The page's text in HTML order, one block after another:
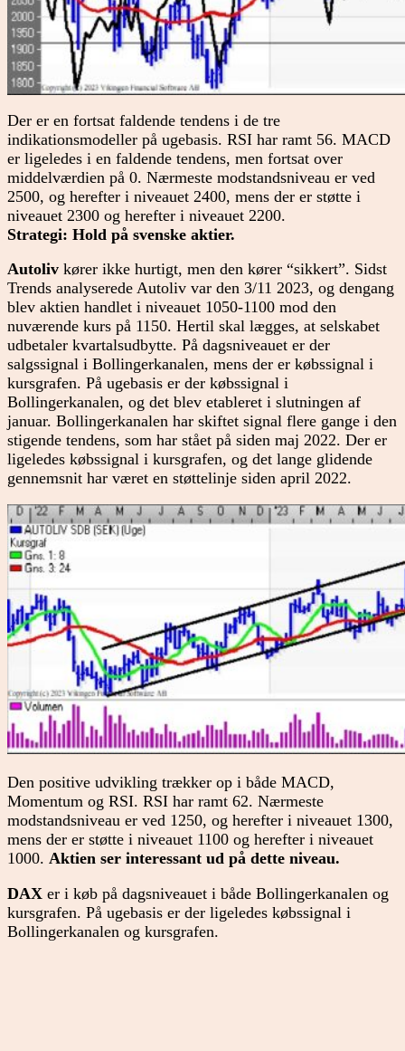
Der er en fortsat faldende tendens i de tre
indikationsmodeller på ugebasis. RSI har ramt 56. MACD
er ligeledes i en faldende tendens, men fortsat over
middelværdien på 0. Nærmeste modstandsniveau er ved
2500, og herefter i niveauet 2400, mens der er støtte i
niveauet 2300 og herefter i niveauet 2200.
Strategi: Hold på svenske aktier.
Autoliv kører ikke hurtigt, men den kører “sikkert”. Sidst
Trends analyserede Autoliv var den 3/11 2023, og dengang
blev aktien handlet i niveauet 1050-1100 mod den
nuværende kurs på 1150. Hertil skal lægges, at selskabet
udbetaler kvartalsudbytte. På dagsniveauet er der
salgssignal i Bollingerkanalen, mens der er købssignal i
kursgrafen. På ugebasis er der købssignal i
Bollingerkanalen, og det blev etableret i slutningen af
januar. Bollingerkanalen har skiftet signal flere gange i den
stigende tendens, som har stået på siden maj 2022. Der er
ligeledes købssignal i kursgrafen, og det lange glidende
gennemsnit har været en støttelinje siden april 2022.
Den positive udvikling trækker op i både MACD,
Momentum og RSI. RSI har ramt 62. Nærmeste
modstandsniveau er ved 1250, og herefter i niveauet 1300,
mens der er støtte i niveauet 1100 og herefter i niveauet
1000. Aktien ser interessant ud på dette niveau.
DAX er i køb på dagsniveauet i både Bollingerkanalen og
kursgrafen. På ugebasis er der ligeledes købssignal i
Bollingerkanalen og kursgrafen.